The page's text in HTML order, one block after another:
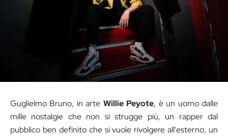
Guglielmo Bruno, in arte Willie Peyote, è un uomo dalle
mille nostalgie che non si strugge più, un rapper dal
pubblico ben definito che si vuole rivolgere all’esterno, un